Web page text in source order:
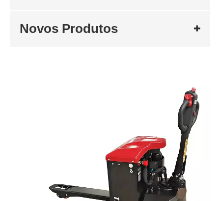
Novos Produtos